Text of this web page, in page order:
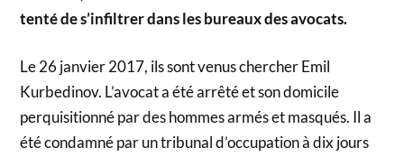
tenté de s’infiltrer dans les bureaux des avocats.
Le 26 janvier 2017, ils sont venus chercher Emil
Kurbedinov. L’avocat a été arrêté et son domicile
perquisitionné par des hommes armés et masqués. Il a
été condamné par un tribunal d’occupation à dix jours